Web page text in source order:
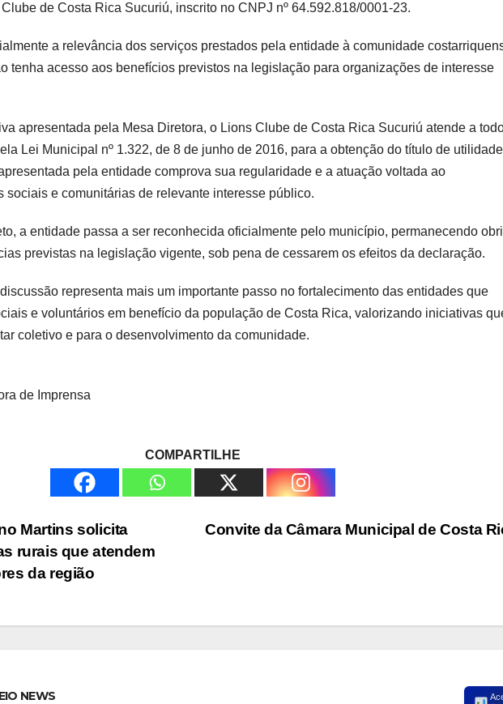
de Costa Rica Sucuriú, inscrito no CNPJ nº 64.592.818/0001-23.
a relevância dos serviços prestados pela entidade à comunidade
tenha acesso aos benefícios previstos na legislação para organizações de interesse
apresentada pela Mesa Diretora, o Lions Clube de Costa Rica Sucuriú atende a
Lei Municipal nº 1.322, de 8 de junho de 2016, para a obtenção do título de utilidade
pela entidade comprova sua regularidade e a atuação voltada ao
sociais e comunitárias de relevante interesse público.
a entidade passa a ser reconhecida oficialmente pelo município, permanecendo
previstas na legislação vigente, sob pena de cessarem os efeitos da declaração.
representa mais um importante passo no fortalecimento das entidades que
e voluntários em benefício da população de Costa Rica, valorizando iniciativas
coletivo e para o desenvolvimento da comunidade.
de Imprensa
COMPARTILHE
Convite da Câmara Municipal de Costa
Martins solicita
rurais que atendem
da região
NEWS